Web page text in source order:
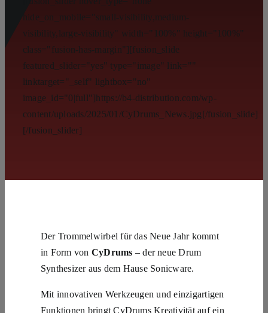
hide_on_mobile="small-visibility,medium-
visibility,large-visibility" width="100%" height="100%"
class="fusion-has-margin"][fusion_slide
featured_slider="yes" type="image" link=""
linktarget="_self" lightbox="no"
image_id="0|full"]https://b4-distribution.com/wp-
content/uploads/2025/01/CyDrums_News.jpg[/fusion_slide]
[/fusion_slider]
Der Trommelwirbel für das Neue Jahr kommt
in Form von CyDrums – der neue Drum
Synthesizer aus dem Hause Sonicware.
Mit innovativen Werkzeugen und einzigartigen
Funktionen bringt CyDrums Kreativität auf ein